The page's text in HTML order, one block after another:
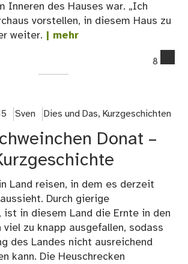
Inneren des Hauses war. „Ich
vorstellen, in diesem Haus zu
weiter. | mehr
8
Sven Dies und Das, Kurzgeschichten
Donat –
Land reisen, in dem es derzeit
Durch gierige
ist in diesem Land die Ernte in den
zu knapp ausgefallen, sodass
des Landes nicht ausreichend
kann. Die Heuschrecken